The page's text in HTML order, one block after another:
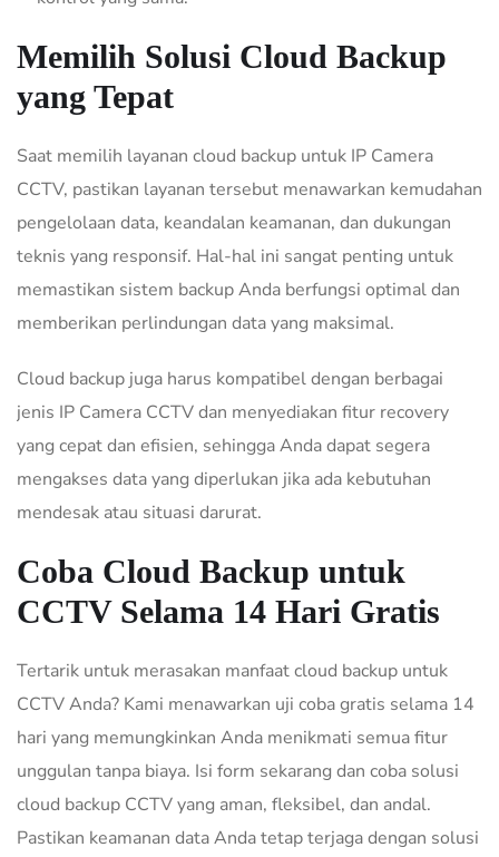
Memilih Solusi Cloud Backup
yang Tepat
Saat memilih layanan cloud backup untuk IP Camera
CCTV, pastikan layanan tersebut menawarkan kemudahan
pengelolaan data, keandalan keamanan, dan dukungan
teknis yang responsif. Hal-hal ini sangat penting untuk
memastikan sistem backup Anda berfungsi optimal dan
memberikan perlindungan data yang maksimal.
Cloud backup juga harus kompatibel dengan berbagai
jenis IP Camera CCTV dan menyediakan fitur recovery
yang cepat dan efisien, sehingga Anda dapat segera
mengakses data yang diperlukan jika ada kebutuhan
mendesak atau situasi darurat.
Coba Cloud Backup untuk
CCTV Selama 14 Hari Gratis
Tertarik untuk merasakan manfaat cloud backup untuk
CCTV Anda? Kami menawarkan uji coba gratis selama 14
hari yang memungkinkan Anda menikmati semua fitur
unggulan tanpa biaya. Isi form sekarang dan coba solusi
cloud backup CCTV yang aman, fleksibel, dan andal.
Pastikan keamanan data Anda tetap terjaga dengan solusi